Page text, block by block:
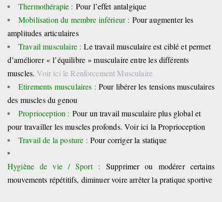
Thermothérapie : Pour l’effet antalgique
Mobilisation du membre inférieur : Pour augmenter les
amplitudes articulaires
Travail musculaire : Le travail musculaire est ciblé et permet
d’améliorer « l’équilibre » musculaire entre les différents
muscles.Voir ici le Renforcement Musculaire
Etirements musculaires : Pour libérer les tensions musculaires
des muscles du genou
Proprioception : Pour un travail musculaire plus global et
pour travailler les muscles profonds. Voir ici la Proprioception
Travail de la posture : Pour corriger la statique
Hygiène de vie / Sport : Supprimer ou modérer certains
mouvements répétitifs, diminuer voire arrêter la pratique sportive